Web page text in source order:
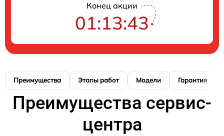
Конец акции
01:13:42
Преимущества Этапы работ Модели Гарантия
Преимущества сервис-
центра